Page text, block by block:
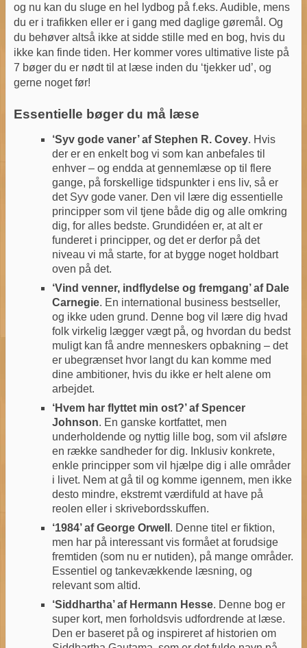
og nu kan du sluge en hel lydbog på f.eks. Audible, mens
du er i trafikken eller er i gang med daglige gøremål. Og
du behøver altså ikke at sidde stille med en bog, hvis du
ikke kan finde tiden. Her kommer vores ultimative liste på
7 bøger du er nødt til at læse inden du ‘tjekker ud’, og
gerne noget før!
Essentielle bøger du må læse
‘Syv gode vaner’ af Stephen R. Covey. Hvis
der er en enkelt bog vi som kan anbefales til
enhver – og endda at gennemlæse op til flere
gange, på forskellige tidspunkter i ens liv, så er
det Syv gode vaner. Den vil lære dig essentielle
principper som vil tjene både dig og alle omkring
dig, for alles bedste. Grundidéen er, at alt er
funderet i principper, og det er derfor på det
niveau vi må starte, for at bygge noget holdbart
oven på det.
‘Vind venner, indflydelse og fremgang’ af Dale
Carnegie. En international business bestseller,
og ikke uden grund. Denne bog vil lære dig hvad
folk virkelig lægger vægt på, og hvordan du bedst
muligt kan få andre menneskers opbakning – det
er ubegrænset hvor langt du kan komme med
dine ambitioner, hvis du ikke er helt alene om
arbejdet.
‘Hvem har flyttet min ost?’ af Spencer
Johnson. En ganske kortfattet, men
underholdende og nyttig lille bog, som vil afsløre
en række sandheder for dig. Inklusiv konkrete,
enkle principper som vil hjælpe dig i alle områder
i livet. Nem at gå til og komme igennem, men ikke
desto mindre, ekstremt værdifuld at have på
reolen eller i skrivebordsskuffen.
‘1984’ af George Orwell . Denne titel er fiktion,
men har på interessant vis formået at forudsige
fremtiden (som nu er nutiden), på mange områder.
Essentiel og tankevækkende læsning, og
relevant som altid.
‘Siddhartha’ af Hermann Hesse. Denne bog er
super kort, men forholdsvis udfordrende at læse.
Den er baseret på og inspireret af historien om